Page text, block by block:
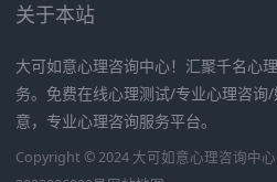
关于本站
大可如意心理咨询中心！汇聚千名心
务。免费在线心理测试/专业心理咨询
意，专业心理咨询服务平台。
Copyright © 2024 大可如意心理咨询中